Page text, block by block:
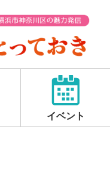
イベント